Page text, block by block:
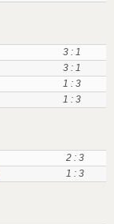
3 : 1
3 : 1
1 : 3
1 : 3
2 : 3
1 : 3